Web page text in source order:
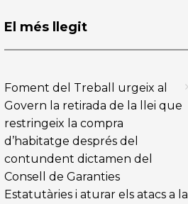
El més llegit
Foment del Treball urgeix al
Govern la retirada de la llei que
restringeix la compra
d’habitatge després del
contundent dictamen del
Consell de Garanties
Estatutàries i aturar els atacs a la